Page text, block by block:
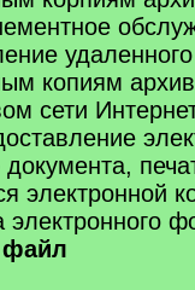
копиям
сети
документа,
электронной
электронного
файл